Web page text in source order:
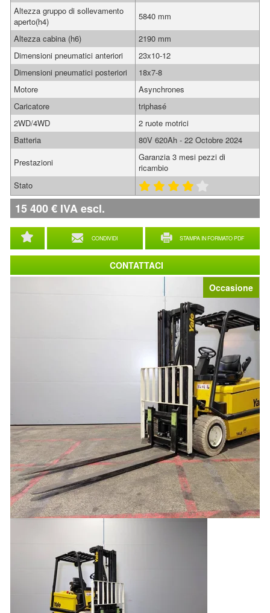
Occasione
CONDIVIDI STAMPA IN FORMATO PDF
Altezza gruppo di sollevamento
aperto(h4)
5840 mm
Altezza cabina (h6)
2190 mm
Dimensioni pneumatici anteriori
23x10-12
Dimensioni pneumatici posteriori
18x7-8
Motore
Asynchrones
Caricatore
triphasé
2WD/4WD
2 ruote motrici
Batteria
80V 620Ah - 22 Octobre 2024
Prestazioni
Garanzia 3 mesi pezzi di
ricambio
Stato
15 400€ IVA escl.
CONTATTACI